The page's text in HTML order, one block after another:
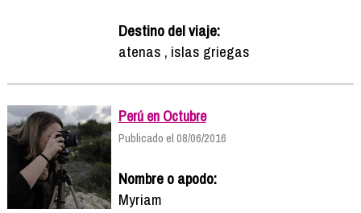
Destino del viaje:
atenas , islas griegas
Perú en Octubre
Publicado el 08/06/2016
Nombre o apodo:
Myriam